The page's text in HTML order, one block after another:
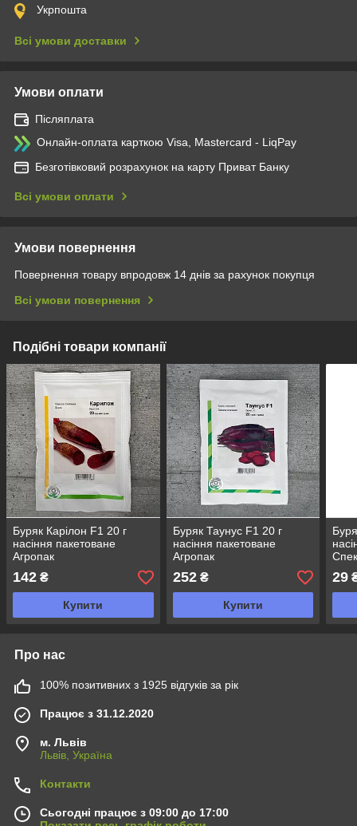
Укрпошта
Всі умови доставки
Умови оплати
Післяплата
Онлайн-оплата карткою Visa, Mastercard - LiqPay
Безготівковий розрахунок на карту Приват Банку
Всі умови оплати
Умови повернення
Повернення товару впродовж 14 днів за рахунок покупця
Всі умови повернення
Подібні товари компанії
Буряк Карілон F1 20 г
насіння пакетоване
Агропак
142 ₴
Купити
Буряк Таунус F1 20 г
насіння пакетоване
Агропак
252₴
Купити
29
Про нас
100% позитивних з 1925 відгуків за рік
Працює з 31.12.2020
м. Львів
Львів, Україна
Контакти
Сьогодні працює з 09:00 до 17:00